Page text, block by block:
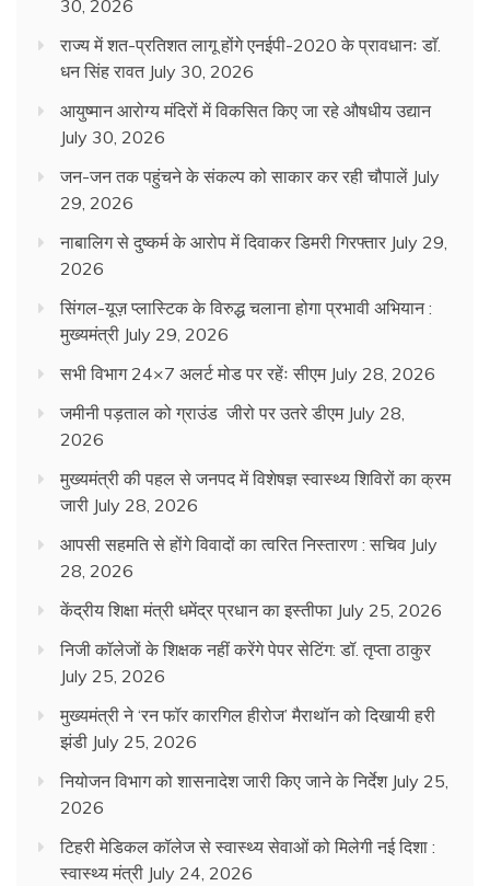
30, 2026
राज्य में शत-प्रतिशत लागू होंगे एनईपी-2020 के प्रावधानः डाॅ.
धन सिंह रावत July 30, 2026
आयुष्मान आरोग्य मंदिरों में विकसित किए जा रहे औषधीय उद्यान
July 30, 2026
जन-जन तक पहुंचने के संकल्प को साकार कर रही चौपालें July
29, 2026
नाबालिग से दुष्कर्म के आरोप में दिवाकर डिमरी गिरफ्तार July 29,
2026
सिंगल-यूज़ प्लास्टिक के विरुद्ध चलाना होगा प्रभावी अभियान :
मुख्यमंत्री July 29, 2026
सभी विभाग 24×7 अलर्ट मोड पर रहेंः सीएम July 28, 2026
जमीनी पड़ताल को ग्राउंड जीरो पर उतरे डीएम July 28,
2026
मुख्यमंत्री की पहल से जनपद में विशेषज्ञ स्वास्थ्य शिविरों का क्रम
जारी July 28, 2026
आपसी सहमति से होंगे विवादों का त्वरित निस्तारण : सचिव July
28, 2026
केंद्रीय शिक्षा मंत्री धमेंद्र प्रधान का इस्तीफा July 25, 2026
निजी कॉलेजों के शिक्षक नहीं करेंगे पेपर सेटिंग: डॉ. तृप्ता ठाकुर
July 25, 2026
मुख्यमंत्री ने ‘रन फॉर कारगिल हीरोज’ मैराथॉन को दिखायी हरी
झंडी July 25, 2026
नियोजन विभाग को शासनादेश जारी किए जाने के निर्देश July 25,
2026
टिहरी मेडिकल कॉलेज से स्वास्थ्य सेवाओं को मिलेगी नई दिशा :
स्वास्थ्य मंत्री July 24, 2026